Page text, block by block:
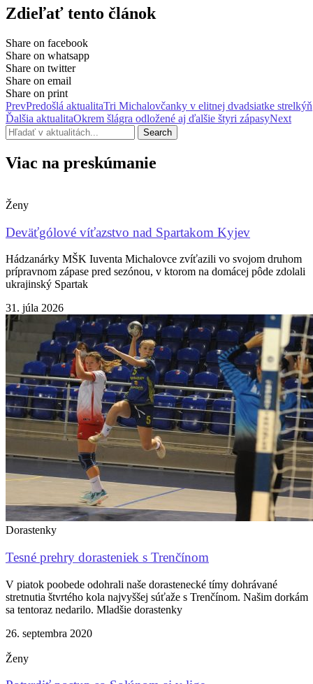
Zdieľať tento článok
Share on facebook
Share on whatsapp
Share on twitter
Share on email
Share on print
PrevPredošlá aktualitaTri Michalovčanky v elitnej dvadsiatke strelkýň
Ďalšia aktualitaOkrem šlágra odložené aj ďalšie štyri zápasyNext
Search
Viac na preskúmanie
Ženy
Deväťgólové víťazstvo nad Spartakom Kyjev
Hádzanárky MŠK Iuventa Michalovce zvíťazili vo svojom druhom
prípravnom zápase pred sezónou, v ktorom na domácej pôde zdolali
ukrajinský Spartak
31. júla 2026
Dorastenky
Tesné prehry dorasteniek s Trenčínom
V piatok poobede odohrali naše dorastenecké tímy dohrávané
stretnutia štvrtého kola najvyššej súťaže s Trenčínom. Našim dorkám
sa tentoraz nedarilo. Mladšie dorastenky
26. septembra 2020
Ženy